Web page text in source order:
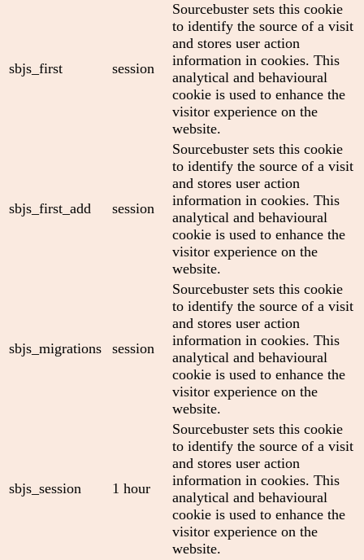
sbjs_first session
Sourcebuster sets this cookie
to identify the source of a visit
and stores user action
information in cookies. This
analytical and behavioural
cookie is used to enhance the
visitor experience on the
website.
sbjs_first_add session
Sourcebuster sets this cookie
to identify the source of a visit
and stores user action
information in cookies. This
analytical and behavioural
cookie is used to enhance the
visitor experience on the
website.
sbjs_migrations session
Sourcebuster sets this cookie
to identify the source of a visit
and stores user action
information in cookies. This
analytical and behavioural
cookie is used to enhance the
visitor experience on the
website.
sbjs_session 1 hour
Sourcebuster sets this cookie
to identify the source of a visit
and stores user action
information in cookies. This
analytical and behavioural
cookie is used to enhance the
visitor experience on the
website.